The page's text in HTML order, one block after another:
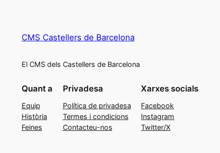
CMS Castellers de Barcelona
El CMS dels Castellers de Barcelona
Quant a
Equip
Història
Feines
Privadesa
Política de privadesa
Termes i condicions
Contacteu-nos
Xarxes socials
Facebook
Instagram
Twitter/X